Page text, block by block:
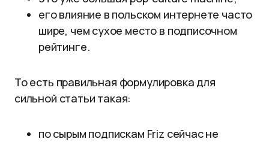
его влияние в польском интернете часто
шире, чем сухое место в подписочном
рейтинге.
То есть правильная формулировка для
сильной статьи такая:
по сырым подпискам Friz сейчас не